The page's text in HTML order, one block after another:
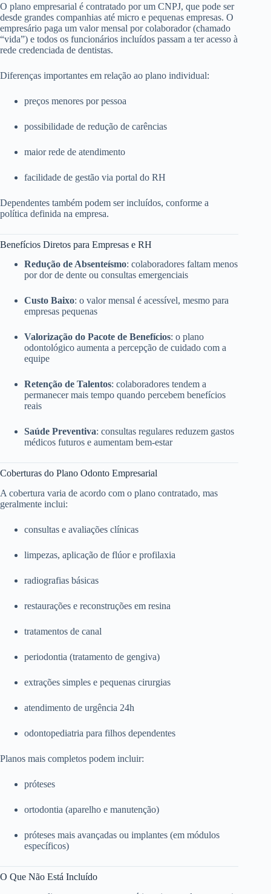
O plano empresarial é contratado por um CNPJ, que pode ser
desde grandes companhias até micro e pequenas empresas. O
empresário paga um valor mensal por colaborador (chamado
“vida”) e todos os funcionários incluídos passam a ter acesso à
rede credenciada de dentistas.
Diferenças importantes em relação ao plano individual:
preços menores por pessoa
possibilidade de redução de carências
maior rede de atendimento
facilidade de gestão via portal do RH
Dependentes também podem ser incluídos, conforme a
política definida na empresa.
Benefícios Diretos para Empresas e RH
Redução de Absenteísmo: colaboradores faltam menos
por dor de dente ou consultas emergenciais
Custo Baixo: o valor mensal é acessível, mesmo para
empresas pequenas
Valorização do Pacote de Benefícios: o plano
odontológico aumenta a percepção de cuidado com a
equipe
Retenção de Talentos: colaboradores tendem a
permanecer mais tempo quando percebem benefícios
reais
Saúde Preventiva: consultas regulares reduzem gastos
médicos futuros e aumentam bem-estar
Coberturas do Plano Odonto Empresarial
A cobertura varia de acordo com o plano contratado, mas
geralmente inclui:
consultas e avaliações clínicas
limpezas, aplicação de flúor e profilaxia
radiografias básicas
restaurações e reconstruções em resina
tratamentos de canal
periodontia (tratamento de gengiva)
extrações simples e pequenas cirurgias
atendimento de urgência 24h
odontopediatria para filhos dependentes
Planos mais completos podem incluir:
próteses
ortodontia (aparelho e manutenção)
próteses mais avançadas ou implantes (em módulos
específicos)
O Que Não Está Incluído